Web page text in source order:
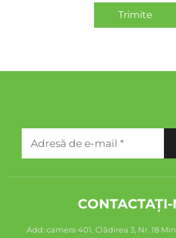
Trimite
CONTACTAȚI-
Add: camera 401, Clădirea 3, Nr. 18